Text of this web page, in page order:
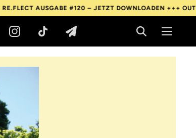
#120 – JETZT DOWNLOADEN +++OUT NOW: